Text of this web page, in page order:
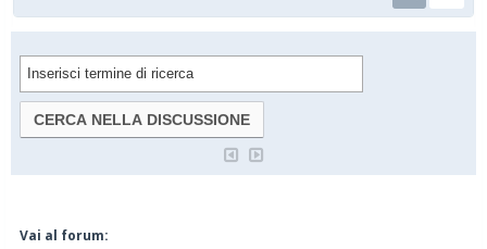
Vai al forum: